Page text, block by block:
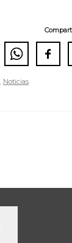
Noticias